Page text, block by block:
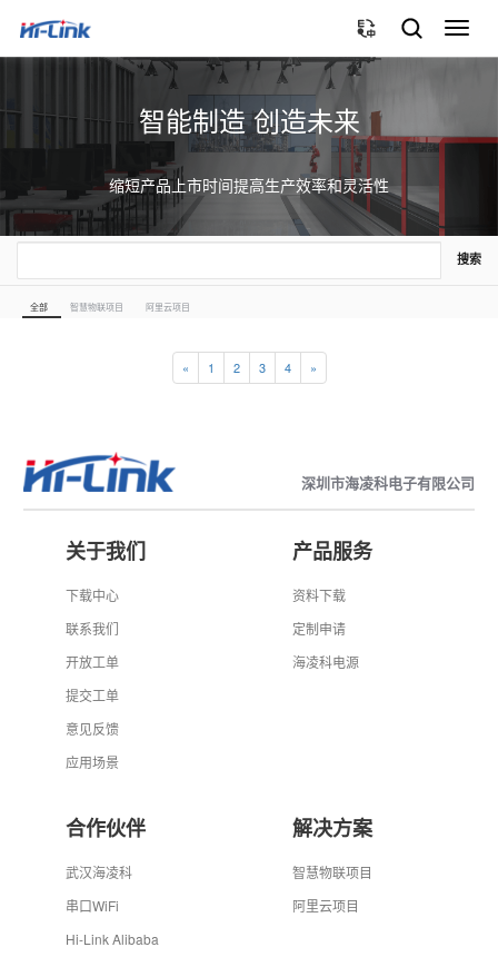
切
换
智能制造 创造未来
缩短产品上市时间提高生产效率和灵活性
搜索
全部 智慧物联项目 阿里云项目
« 1 2 3 4 »
深圳市海凌科电子有限公司
关于我们
下载中心
联系我们
开放工单
提交工单
意见反馈
应用场景
产品服务
资料下载
定制申请
海凌科电源
合作伙伴
武汉海凌科
串口WiFi
Hi-Link Alibaba
解决方案
智慧物联项目
阿里云项目